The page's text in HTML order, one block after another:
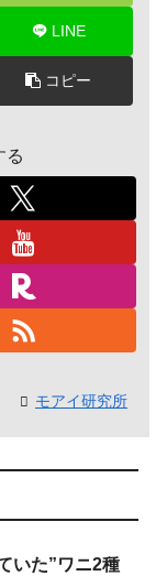
LINE
コピー
る
モアイ研究所
いた”ワニ2種